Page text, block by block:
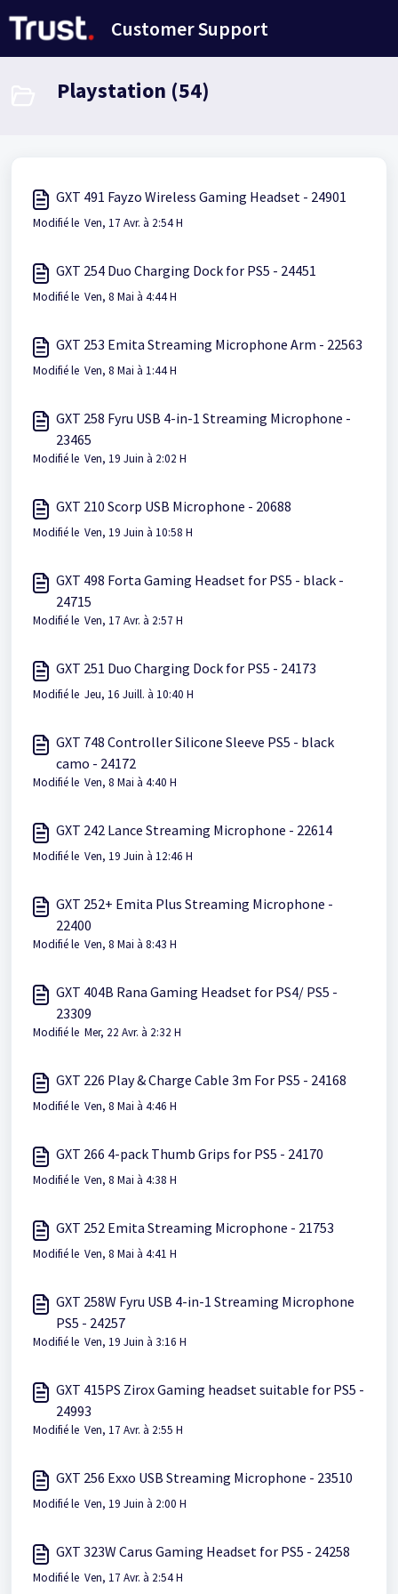
Customer Support
Playstation (54)
GXT 491 Fayzo Wireless Gaming Headset - 24901
Modifié le Ven, 17 Avr. à 2:54 H
GXT 254 Duo Charging Dock for PS5 - 24451
Modifié le Ven, 8 Mai à 4:44 H
GXT 253 Emita Streaming Microphone Arm - 22563
Modifié le Ven, 8 Mai à 1:44 H
GXT 258 Fyru USB 4-in-1 Streaming Microphone -
23465
Modifié le Ven, 19 Juin à 2:02 H
GXT 210 Scorp USB Microphone - 20688
Modifié le Ven, 19 Juin à 10:58 H
GXT 498 Forta Gaming Headset for PS5 - black -
24715
Modifié le Ven, 17 Avr. à 2:57 H
GXT 251 Duo Charging Dock for PS5 - 24173
Modifié le Jeu, 16 Juill. à 10:40 H
GXT 748 Controller Silicone Sleeve PS5 - black
camo - 24172
Modifié le Ven, 8 Mai à 4:40 H
GXT 242 Lance Streaming Microphone - 22614
Modifié le Ven, 19 Juin à 12:46 H
GXT 252+ Emita Plus Streaming Microphone -
22400
Modifié le Ven, 8 Mai à 8:43 H
GXT 404B Rana Gaming Headset for PS4/ PS5 -
23309
Modifié le Mer, 22 Avr. à 2:32 H
GXT 226 Play & Charge Cable 3m For PS5 - 24168
Modifié le Ven, 8 Mai à 4:46 H
GXT 266 4-pack Thumb Grips for PS5 - 24170
Modifié le Ven, 8 Mai à 4:38 H
GXT 252 Emita Streaming Microphone - 21753
Modifié le Ven, 8 Mai à 4:41 H
GXT 258W Fyru USB 4-in-1 Streaming Microphone
PS5 - 24257
Modifié le Ven, 19 Juin à 3:16 H
GXT 415PS Zirox Gaming headset suitable for PS5 -
24993
Modifié le Ven, 17 Avr. à 2:55 H
GXT 256 Exxo USB Streaming Microphone - 23510
Modifié le Ven, 19 Juin à 2:00 H
GXT 323W Carus Gaming Headset for PS5 - 24258
Modifié le Ven, 17 Avr. à 2:54 H